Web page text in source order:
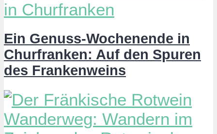
Ein Genuss-Wochenende in
Churfranken: Auf den Spuren
des Frankenweins